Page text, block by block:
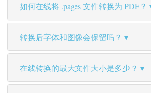
如何在线将 .pages 文件转换为 PDF？
转换后字体和图像会保留吗？
在线转换的最大文件大小是多少？